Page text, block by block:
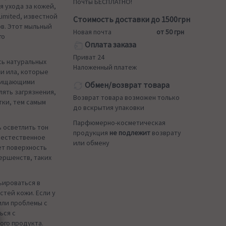
ухода за кожей,
известной
Этот мыльный
натуральных
ила, которые
загрязнения,
тем самым
тон
поверхность
таких
в
кожи. Если у
проблемы с
с
продукта.
Стоимость доставки до 1500грн
Новая почта от 50 грн
Оплата заказа
Приват 24
Наложенный платеж
Обмен/возврат товара
Возврат товара возможен только
до вскрытия упаковки
Парфюмерно-косметическая
продукция не подлежит возврату
или обмену